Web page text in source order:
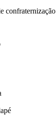
confraternização